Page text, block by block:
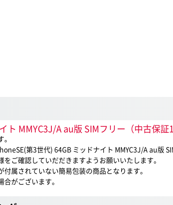
ト MMYC3J/A au版 SIMフリー（中古保
第3世代) 64GB ミッドナイト MMYC3J/A au版
ご確認していだだきますようお願いいたします。
属されていない簡易包装の商品となります。
がございます。